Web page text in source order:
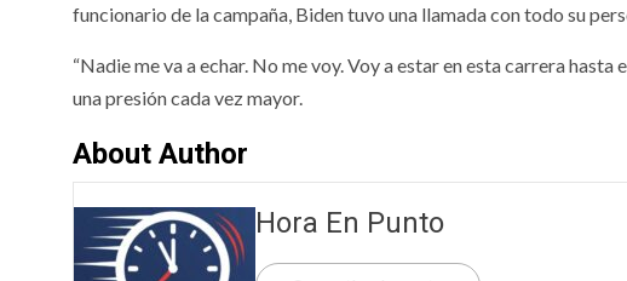
funcionario de la campaña, Biden tuvo una llamada con todo su
“Nadie me va a echar. No me voy. Voy a estar en esta carrera hasta
una presión cada vez mayor.
About Author
Hora En Punto